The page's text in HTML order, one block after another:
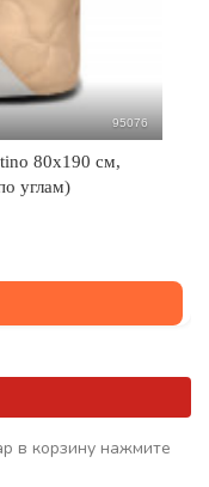
95076
80x190 см,
углам)
в корзину нажмите